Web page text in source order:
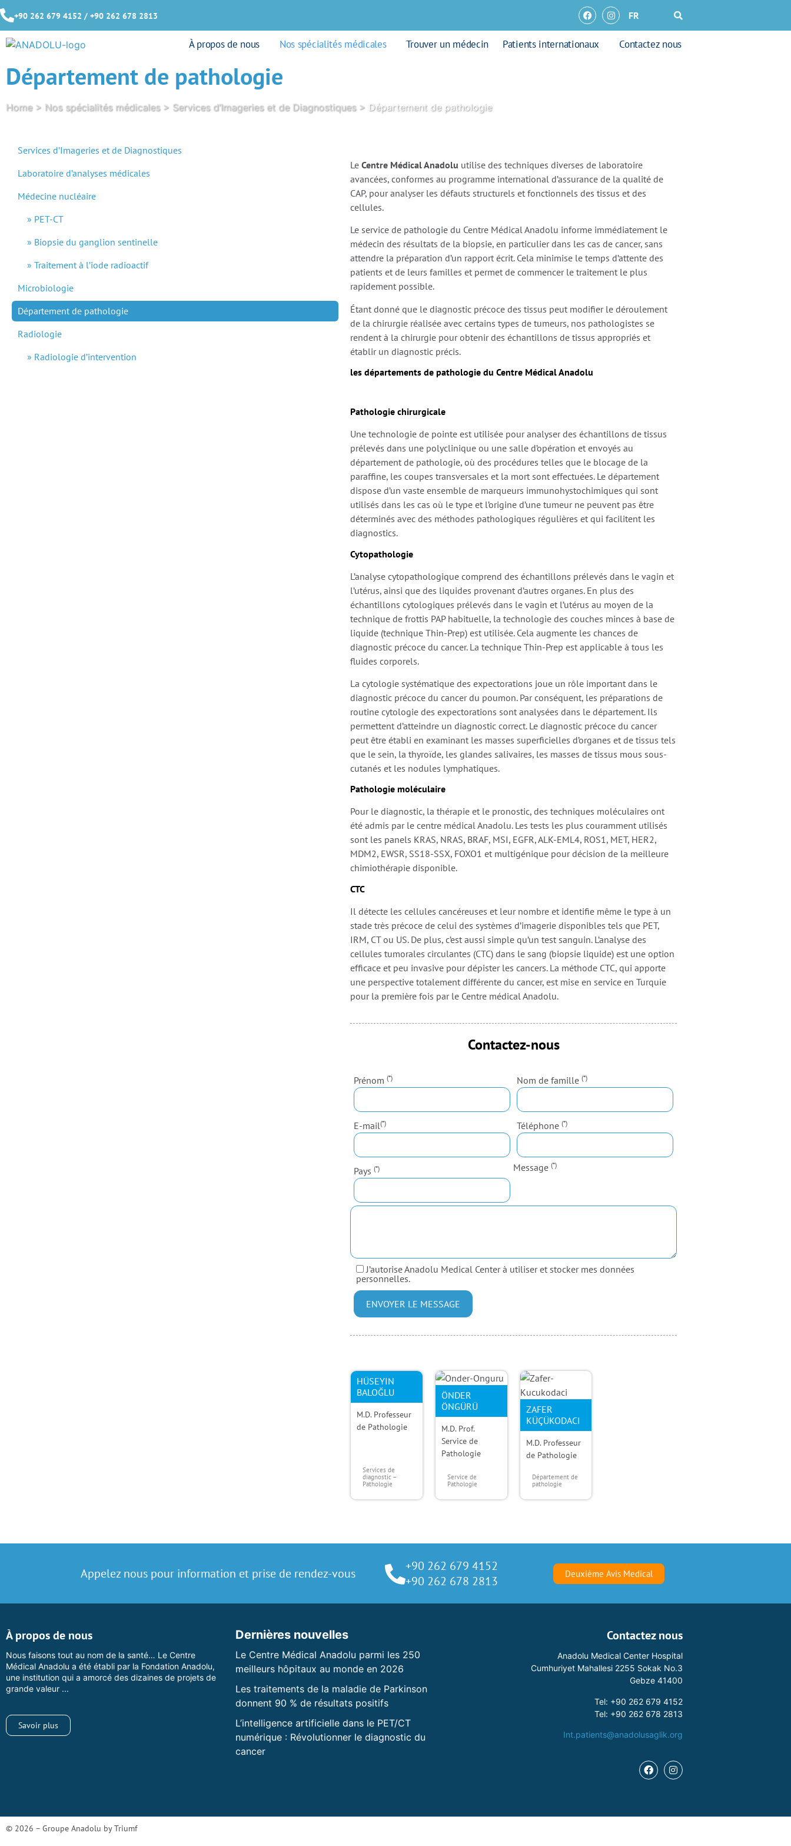
+90 262 679 4152 / +90 262 678 2813 FR
À propos de nous Nos spécialités médicales Trouver un médecin Patients internationaux Contactez nous
Département de pathologie
Home > Nos spécialités médicales > Services d’Imageries et de Diagnostiques > Département de pathologie
Services d’Imageries et de Diagnostiques
Laboratoire d’analyses médicales
Médecine nucléaire
PET-CT
Biopsie du ganglion sentinelle
Traitement à l’iode radioactif
Microbiologie
Département de pathologie
Radiologie
Radiologie d’intervention
Le Centre Médical Anadolu utilise des techniques diverses de laboratoire
avancées, conformes au programme international d’assurance de la qualité de
CAP, pour analyser les défauts structurels et fonctionnels des tissus et des
cellules.
Le service de pathologie du Centre Médical Anadolu informe immédiatement le
médecin des résultats de la biopsie, en particulier dans les cas de cancer, sans
attendre la préparation d’un rapport écrit. Cela minimise le temps d’attente des
patients et de leurs familles et permet de commencer le traitement le plus
rapidement possible.
Étant donné que le diagnostic précoce des tissus peut modifier le déroulement
de la chirurgie réalisée avec certains types de tumeurs, nos pathologistes se
rendent à la chirurgie pour obtenir des échantillons de tissus appropriés et
établir un diagnostic précis.
les départements de pathologie du Centre Médical Anadolu
Pathologie chirurgicale
Une technologie de pointe est utilisée pour analyser des échantillons de tissus
prélevés dans une polyclinique ou une salle d’opération et envoyés au
département de pathologie, où des procédures telles que le blocage de la
paraffine, les coupes transversales et la mort sont effectuées. Le département
dispose d’un vaste ensemble de marqueurs immunohystochimiques qui sont
utilisés dans les cas où le type et l’origine d’une tumeur ne peuvent pas être
déterminés avec des méthodes pathologiques régulières et qui facilitent les
diagnostics.
Cytopathologie
L’analyse cytopathologique comprend des échantillons prélevés dans le vagin et
l’utérus, ainsi que des liquides provenant d’autres organes. En plus des
échantillons cytologiques prélevés dans le vagin et l’utérus au moyen de la
technique de frottis PAP habituelle, la technologie des couches minces à base de
liquide (technique Thin-Prep) est utilisée. Cela augmente les chances de
diagnostic précoce du cancer. La technique Thin-Prep est applicable à tous les
fluides corporels.
La cytologie systématique des expectorations joue un rôle important dans le
diagnostic précoce du cancer du poumon. Par conséquent, les préparations de
routine cytologie des expectorations sont analysées dans le département. Ils
permettent d’atteindre un diagnostic correct. Le diagnostic précoce du cancer
peut être établi en examinant les masses superficielles d’organes et de tissus tels
que le sein, la thyroïde, les glandes salivaires, les masses de tissus mous sous-
cutanés et les nodules lymphatiques.
Pathologie moléculaire
Pour le diagnostic, la thérapie et le pronostic, des techniques moléculaires ont
été admis par le centre médical Anadolu. Les tests les plus couramment utilisés
sont les panels KRAS, NRAS, BRAF, MSI, EGFR, ALK-EML4, ROS1, MET, HER2,
MDM2, EWSR, SS18-SSX, FOXO1 et multigénique pour décision de la meilleure
chimiothérapie disponible.
CTC
Il détecte les cellules cancéreuses et leur nombre et identifie même le type à un
stade très précoce de celui des systèmes d’imagerie disponibles tels que PET,
IRM, CT ou US. De plus, c’est aussi simple qu’un test sanguin. L’analyse des
cellules tumorales circulantes (CTC) dans le sang (biopsie liquide) est une option
efficace et peu invasive pour dépister les cancers. La méthode CTC, qui apporte
une perspective totalement différente du cancer, est mise en service en Turquie
pour la première fois par le Centre médical Anadolu.
Contactez-nous
Prénom (*) Nom de famille(*)
E-mail(*) Téléphone(*)
Pays (*) Message(*)
J’autorise Anadolu Medical Center à utiliser et stocker mes données
personnelles.
HÜSEYIN
BALOĞLU
M.D. Professeur
de Pathologie
Services de
diagnostic –
Pathologie
ÖNDER
ÖNGÜRÜ
M.D. Prof.
Service de
Pathologie
Service de
Pathologie
ZAFER
KÜÇÜKODACI
M.D. Professeur
de Pathologie
Département de
pathologie
Appelez nous pour information et prise de rendez-vous
+90 262 679 4152
+90 262 678 2813
Deuxième Avis Medical
À propos de nous
Nous faisons tout au nom de la santé… Le Centre
Médical Anadolu a été établi par la Fondation Anadolu,
une institution qui a amorcé des dizaines de projets de
grande valeur ...
Savoir plus
Dernières nouvelles
Le Centre Médical Anadolu parmi les 250
meilleurs hôpitaux au monde en 2026
Les traitements de la maladie de Parkinson
donnent 90 % de résultats positifs
L’intelligence artificielle dans le PET/CT
numérique : Révolutionner le diagnostic du
cancer
Contactez nous
Anadolu Medical Center Hospital
Cumhuriyet Mahallesi 2255 Sokak No.3
Gebze 41400
Tel: +90 262 679 4152
Tel: +90 262 678 2813
Int.patients@anadolusaglik.org
© 2026 – Groupe Anadolu byTriumf